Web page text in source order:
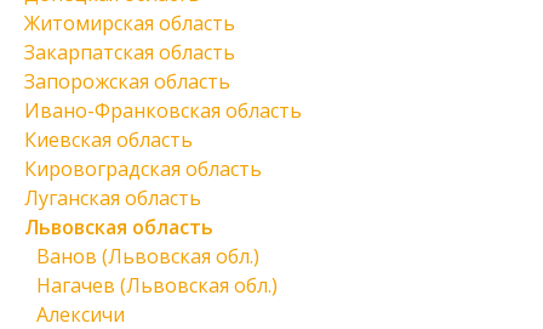
Житомирская область
Закарпатская область
Запорожская область
Ивано-Франковская область
Киевская область
Кировоградская область
Луганская область
Львовская область
Ванов (Львовская обл.)
Нагачев (Львовская обл.)
Алексичи